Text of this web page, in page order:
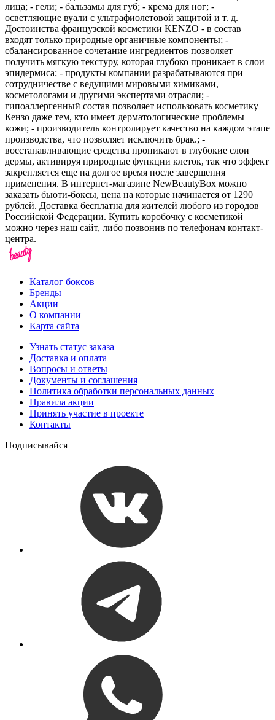
лица; - гели; - бальзамы для губ; - крема для ног; -
осветляющие вуали с ультрафиолетовой защитой и т. д.
Достоинства французской косметики KENZO - в состав
входят только природные органичные компоненты; -
сбалансированное сочетание ингредиентов позволяет
получить мягкую текстуру, которая глубоко проникает в слои
эпидермиса; - продукты компании разрабатываются при
сотрудничестве с ведущими мировыми химиками,
косметологами и другими экспертами отрасли; -
гипоаллергенный состав позволяет использовать косметику
Кензо даже тем, кто имеет дерматологические проблемы
кожи; - производитель контролирует качество на каждом этапе
производства, что позволяет исключить брак.; -
восстанавливающие средства проникают в глубокие слои
дермы, активируя природные функции клеток, так что эффект
закрепляется еще на долгое время после завершения
применения. В интернет-магазине NewBeautyBox можно
заказать бьюти-боксы, цена на которые начинается от 1290
рублей. Доставка бесплатна для жителей любого из городов
Российской Федерации. Купить коробочку с косметикой
можно через наш сайт, либо позвонив по телефонам контакт-
центра.
Каталог боксов
Бренды
Акции
О компании
Карта сайта
Узнать статус заказа
Доставка и оплата
Вопросы и ответы
Документы и соглашения
Политика обработки персональных данных
Правила акции
Принять участие в проекте
Контакты
Подписывайся